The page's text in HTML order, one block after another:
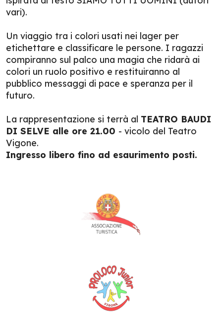
vari).
Un viaggio tra i colori usati nei lager per
etichettare e classificare le persone. I ragazzi
compiranno sul palco una magia che ridarà ai
colori un ruolo positivo e restituiranno al
pubblico messaggi di pace e speranza per il
futuro.
La rappresentazione si terrà al TEATRO BAUDI
DI SELVE alle ore 21.00 - vicolo del Teatro
Vigone.
Ingresso libero fino ad esaurimento posti.